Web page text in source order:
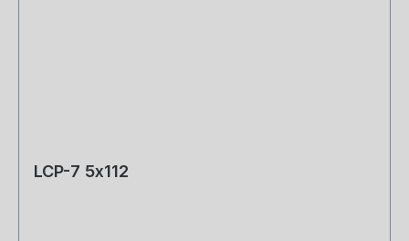
LCP-7 5x112